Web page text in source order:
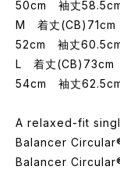
50cm 袖丈
M 着丈
52cm 袖丈
L 着丈
54cm 袖丈
A relaxed-fit
Balancer
Balancer